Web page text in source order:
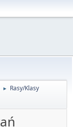
► Rasy/Klasy